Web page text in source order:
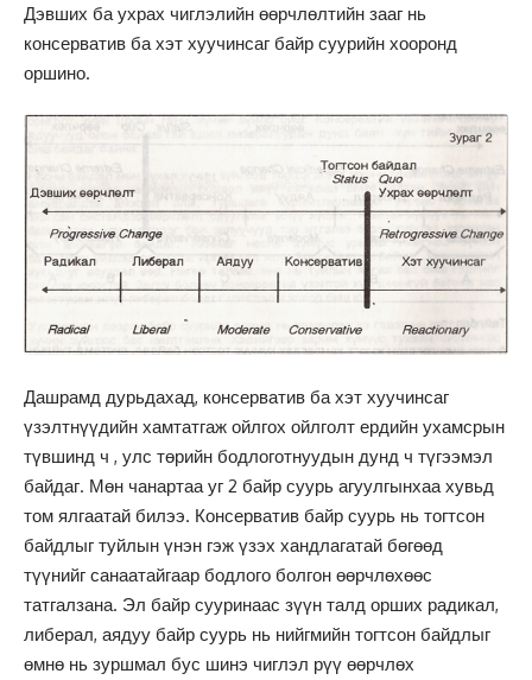
Дэвших ба ухрах чиглэлийн өөрчлөлтийн зааг нь
консерватив ба хэт хуучинсаг байр суурийн хооронд
оршино.
Дашрамд дурьдахад, консерватив ба хэт хуучинсаг
үзэлтнүүдийн хамтатгаж ойлгох ойлголт ердийн ухамсрын
түвшинд ч , улс төрийн бодлоготнуудын дунд ч түгээмэл
байдаг. Мөн чанартаа уг 2 байр суурь агуулгынхаа хувьд
том ялгаатай билээ. Консерватив байр суурь нь тогтсон
байдлыг туйлын үнэн гэж үзэх хандлагатай бөгөөд
түүнийг санаатайгаар бодлого болгон өөрчлөхөөс
татгалзана. Эл байр сууринаас зүүн талд орших радикал,
либерал, аядуу байр суурь нь нийгмийн тогтсон байдлыг
өмнө нь зуршмал бус шинэ чиглэл рүү өөрчлөх